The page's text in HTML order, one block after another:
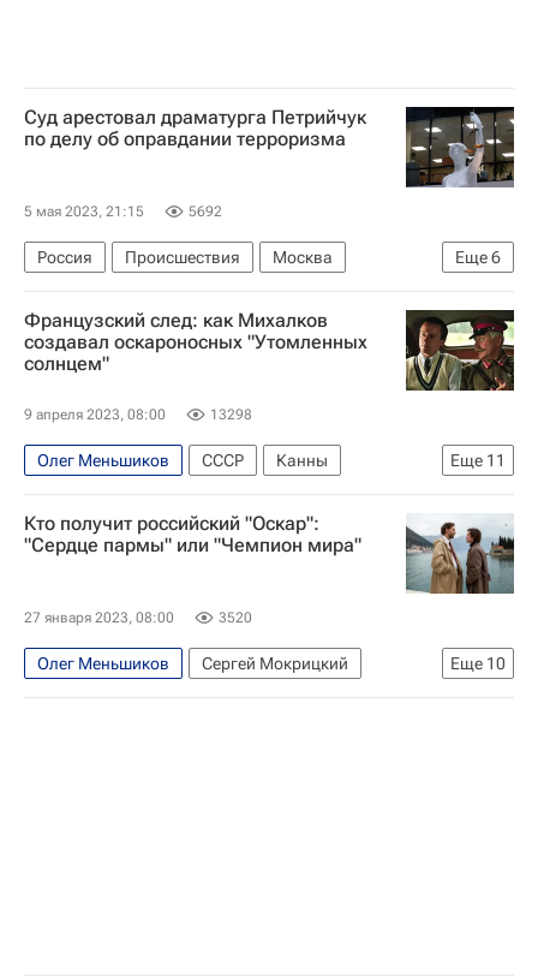
Суд арестовал драматурга Петрийчук
по делу об оправдании терроризма
5 мая 2023, 21:15 5692
Еще6
Россия Происшествия
Москва
Томская область
Андрей Звягинцев
Сергей Бадамшин
Константин Райкин
Исламское государство*
Французский след: как Михалков
создавал оскароносных "Утомленных
солнцем"
9 апреля 2023, 08:00 13298
Еще 11
Олег Меньшиков СССР
Канны
Франция
Никита Михалков
Леа Сейду
Мосфильм
что посмотреть
Культура
Надежда Михалкова
Знаменитости
Оскар (премия)
Кто получит российский "Оскар":
"Сердце пармы" или "Чемпион мира"
27 января 2023, 08:00 3520
Еще 10
Олег Меньшиков
Сергей Мокрицкий
Петр Тодоровский
Анна Михалкова